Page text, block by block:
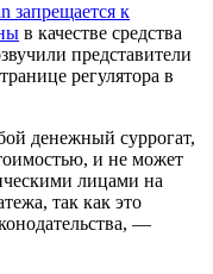
запрещается к
в качестве средства
представители
регулятора в
денежный суррогат,
и не может
лицами на
так как это
—